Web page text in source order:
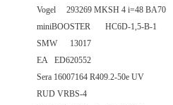
Vogel 293269 MKSH 4 i=48 BA70
miniBOOSTER HC6D-1,5-B-1
SMW 13017
EA ED620552
Sera 16007164 R409.2-50e UV
RUD VRBS-4